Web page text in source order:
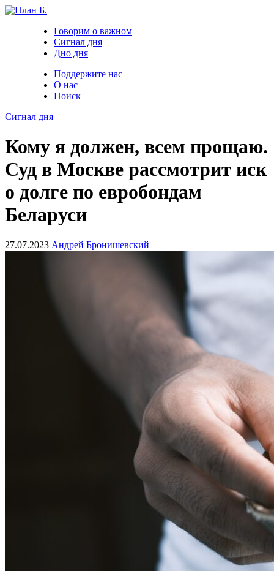
Говорим о важном
Сигнал дня
Дно дня
Поддержите нас
О нас
Поиск
Сигнал дня
Кому я должен, всем прощаю.
Суд в Москве рассмотрит иск
о долге по евробондам
Беларуси
27.07.2023 Андрей Бронишевский